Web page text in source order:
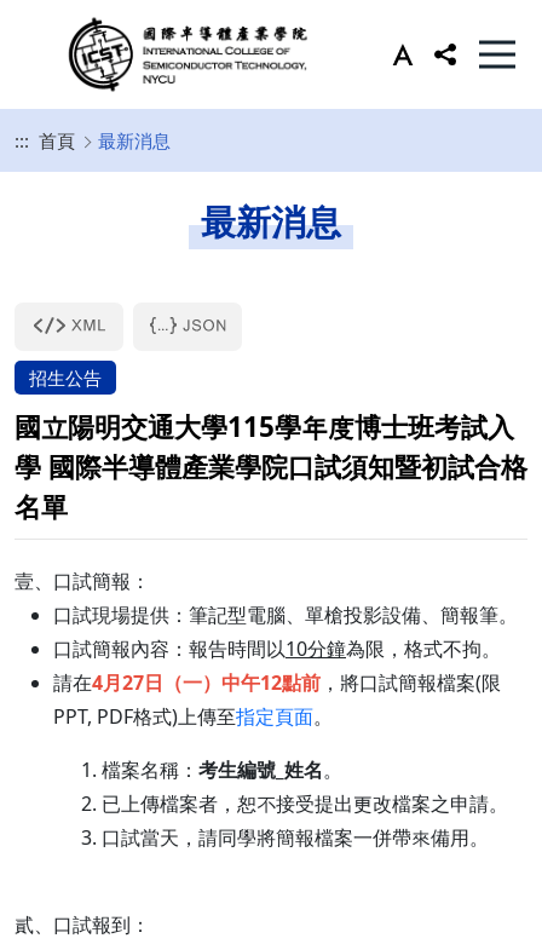
::: 首頁 最新消息
最新消息
招生公告
國立陽明交通大學115學年度博士班考試入
學 國際半導體產業學院口試須知暨初試合格
名單
壹、口試簡報：
口試現場提供：筆記型電腦、單槍投影設備、簡報筆。
口試簡報內容：報告時間以10分鐘為限，格式不拘。
請在4月27日（一）中午12點前 ，將口試簡報檔案(限
PPT, PDF格式)上傳至指定頁面。
檔案名稱： 考生編號_姓名。
已上傳檔案者，恕不接受提出更改檔案之申請。
口試當天，請同學將簡報檔案一併帶來備用。
貳、口試報到：